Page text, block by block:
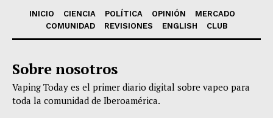
INICIO CIENCIA POLÍTICA OPINIÓN
MERCADO
COMUNIDAD
REVISIONES ENGLISH CLUB
Sobre nosotros
Vaping Today es el primer diario digital sobre vapeo para
toda la comunidad de Iberoamérica.